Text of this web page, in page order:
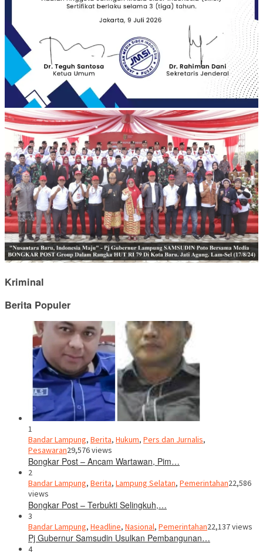
Kriminal
Berita Populer
1
Bandar Lampung, Berita, Hukum, Pers dan Jurnalis,
Pesawaran29,576 views
Bongkar Post – Ancam Wartawan, Pim…
2
Bandar Lampung, Berita, Lampung Selatan, Pemerintahan22,586
views
Bongkar Post – Terbukti Selingkuh,…
3
Bandar Lampung, Headline, Nasional, Pemerintahan22,137 views
Pj Gubernur Samsudin Usulkan Pembangunan…
4